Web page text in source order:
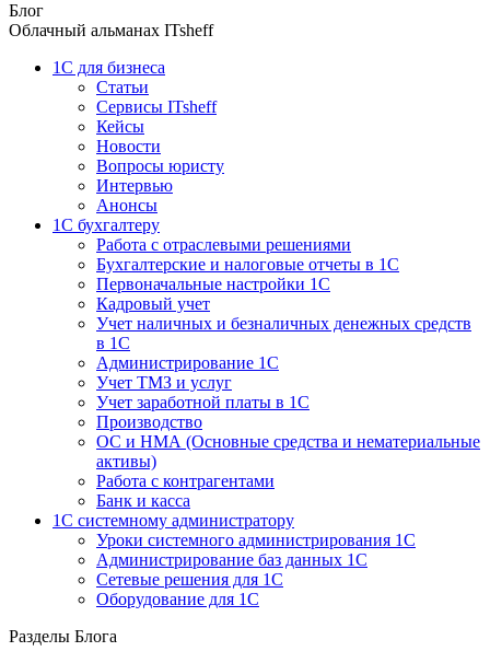
Блог
Облачный альманах ITsheff
1C для бизнеса
Статьи
Сервисы ITsheff
Кейсы
Новости
Вопросы юристу
Интервью
Анонсы
1С бухгалтеру
Работа с отраслевыми решениями
Бухгалтерские и налоговые отчеты в 1С
Первоначальные настройки 1С
Кадровый учет
Учет наличных и безналичных денежных средств
в 1С
Администрирование 1С
Учет ТМЗ и услуг
Учет заработной платы в 1С
Производство
ОС и НМА (Основные средства и нематериальные
активы)
Работа с контрагентами
Банк и касса
1С системному администратору
Уроки системного администрирования 1С
Администрирование баз данных 1С
Сетевые решения для 1С
Оборудование для 1С
Разделы Блога